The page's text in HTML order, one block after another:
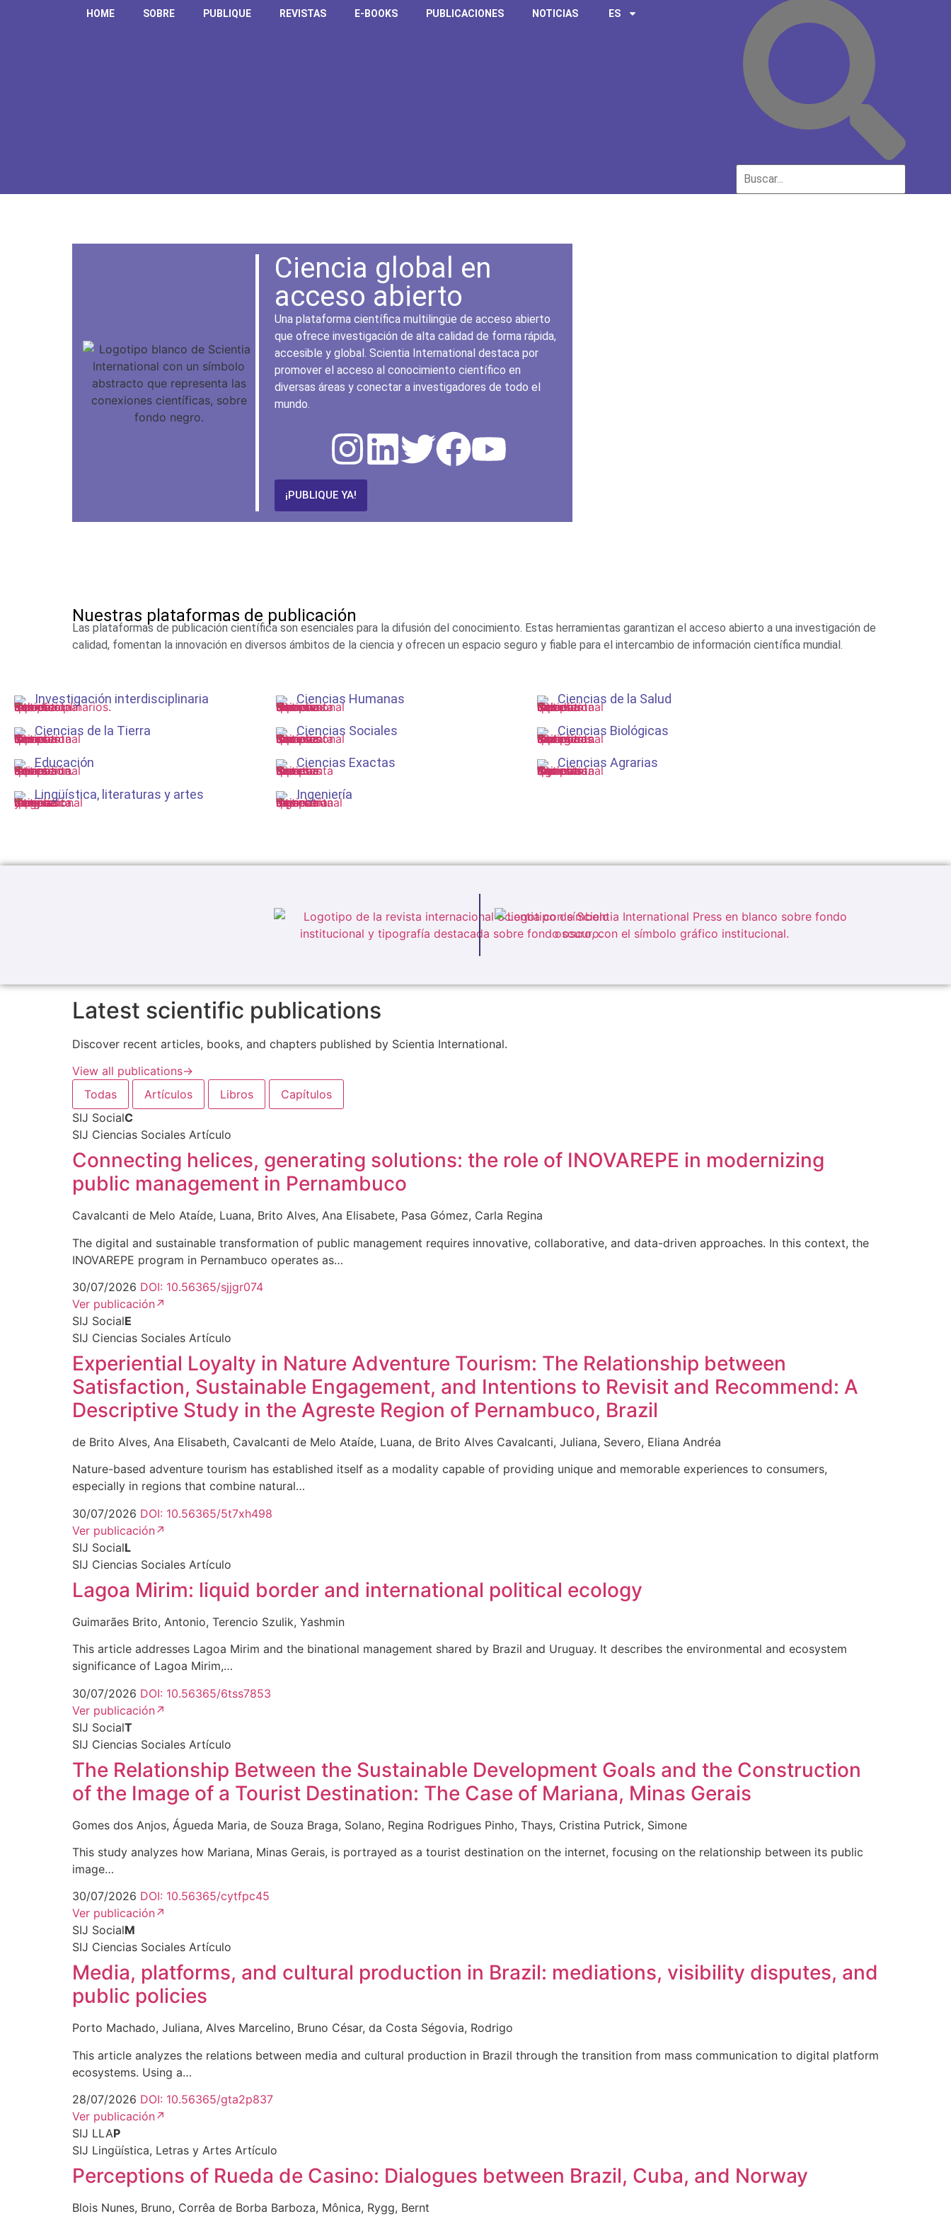
HOME SOBRE PUBLIQUE REVISTAS E-BOOKS PUBLICACIONES NOTICIAS ES
Ciencia global en
acceso abierto
Una plataforma científica multilingüe de acceso abierto
que ofrece investigación de alta calidad de forma rápida,
accesible y global. Scientia International destaca por
promover el acceso al conocimiento científico en
diversas áreas y conectar a investigadores de todo el
mundo.
¡PUBLIQUE YA!
Nuestras plataformas de publicación
Las plataformas de publicación científica son esenciales para la difusión del conocimiento. Estas herramientas garantizan el acceso abierto a una investigación de
calidad, fomentan la innovación en diversos ámbitos de la ciencia y ofrecen un espacio seguro y fiable para el intercambio de información científica mundial.
Investigación interdisciplinaria
Ciencias de la Tierra
Educación
Lingüística, literaturas y artes
Ciencias Humanas
Ciencias Sociales
Ciencias Exactas
Ingeniería
Ciencias de la Salud
Ciencias Biológicas
Ciencias Agrarias
Latest scientific publications
Discover recent articles, books, and chapters published by Scientia International.
View all publications→
Todas
Artículos Libros
Capítulos
SIJ SocialC
SIJ Ciencias Sociales Artículo
Connecting helices, generating solutions: the role of INOVAREPE in modernizing
public management in Pernambuco
Cavalcanti de Melo Ataíde, Luana, Brito Alves, Ana Elisabete, Pasa Gómez, Carla Regina
The digital and sustainable transformation of public management requires innovative, collaborative, and data-driven approaches. In this context, the
INOVAREPE program in Pernambuco operates as…
30/07/2026 DOI: 10.56365/sjjgr074
Ver publicación↗
SIJ SocialE
SIJ Ciencias Sociales Artículo
Experiential Loyalty in Nature Adventure Tourism: The Relationship between
Satisfaction, Sustainable Engagement, and Intentions to Revisit and Recommend: A
Descriptive Study in the Agreste Region of Pernambuco, Brazil
de Brito Alves, Ana Elisabeth, Cavalcanti de Melo Ataíde, Luana, de Brito Alves Cavalcanti, Juliana, Severo, Eliana Andréa
Nature-based adventure tourism has established itself as a modality capable of providing unique and memorable experiences to consumers,
especially in regions that combine natural…
30/07/2026 DOI: 10.56365/5t7xh498
Ver publicación↗
SIJ SocialL
SIJ Ciencias Sociales Artículo
Lagoa Mirim: liquid border and international political ecology
Guimarães Brito, Antonio, Terencio Szulik, Yashmin
This article addresses Lagoa Mirim and the binational management shared by Brazil and Uruguay. It describes the environmental and ecosystem
significance of Lagoa Mirim,…
30/07/2026 DOI: 10.56365/6tss7853
Ver publicación↗
SIJ SocialT
SIJ Ciencias Sociales Artículo
The Relationship Between the Sustainable Development Goals and the Construction
of the Image of a Tourist Destination: The Case of Mariana, Minas Gerais
Gomes dos Anjos, Águeda Maria, de Souza Braga, Solano, Regina Rodrigues Pinho, Thays, Cristina Putrick, Simone
This study analyzes how Mariana, Minas Gerais, is portrayed as a tourist destination on the internet, focusing on the relationship between its public
image…
30/07/2026 DOI: 10.56365/cytfpc45
Ver publicación↗
SIJ SocialM
SIJ Ciencias Sociales Artículo
Media, platforms, and cultural production in Brazil: mediations, visibility disputes, and
public policies
Porto Machado, Juliana, Alves Marcelino, Bruno César, da Costa Ségovia, Rodrigo
This article analyzes the relations between media and cultural production in Brazil through the transition from mass communication to digital platform
ecosystems. Using a…
28/07/2026 DOI: 10.56365/gta2p837
Ver publicación↗
SIJ LLAP
SIJ Lingüística, Letras y Artes Artículo
Perceptions of Rueda de Casino: Dialogues between Brazil, Cuba, and Norway
Blois Nunes, Bruno, Corrêa de Borba Barboza, Mônica, Rygg, Bernt